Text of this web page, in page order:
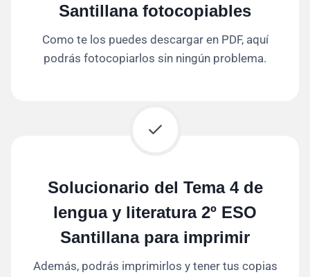
Santillana fotocopiables
Como te los puedes descargar en PDF, aquí
podrás fotocopiarlos sin ningún problema.
Solucionario del Tema 4 de
lengua y literatura 2º ESO
Santillana para imprimir
Además, podrás imprimirlos y tener tus copias